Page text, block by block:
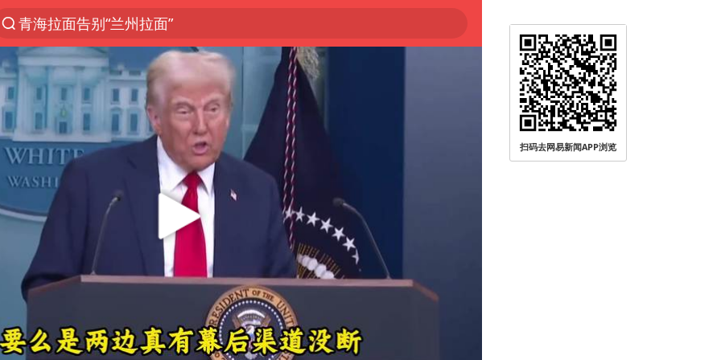
台风白海豚登陆地点更新
以“新”破局 首发经济点亮城市消费活力
台风白海豚进入48小时警戒线
中方回应是否在太平洋海底开采稀土
台风白海豚影响中国已成定局
佛得角门将亮相智利俱乐部主场
看守所辅警收受10万获刑1年
陈熠叫医疗暂停被驳回 带伤遭逆转
多地要求领导干部带头休假
U17国足1分钟轰2球
今年已有4位周星驰电影配角去世
扫码去网易新闻APP浏览